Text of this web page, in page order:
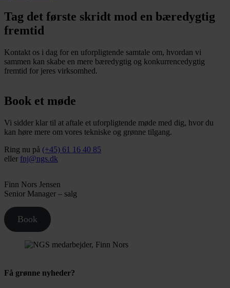
Tag det første skridt mod en bæredygtig
fremtid
Kontakt os i dag for en uforpligtende samtale om, hvordan vi
sammen kan skabe en mere bæredygtig og konkurrencedygtig
fremtid for jeres virksomhed.
Book et møde
Vi sidder klar til at aftale et uforpligtende møde med dig, hvor du
kan høre mere om vores tekniske og grønne tilgang.
Ring nu på (+45) 61 16 40 85
eller fnj@ngs.dk
Finn Nors Jensen
Senior Manager – salg
Book
Få grønne nyheder?